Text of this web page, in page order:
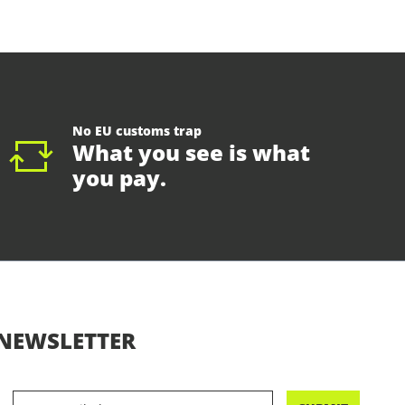
No EU customs trap
What you see is what
you pay.